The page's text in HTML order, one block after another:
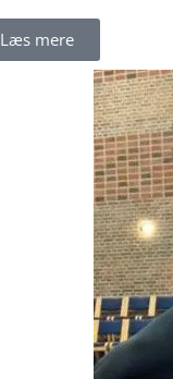
Læs mere